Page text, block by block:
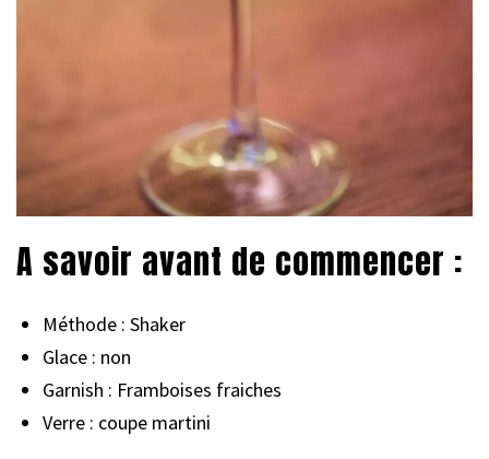
A savoir avant de commencer :
Méthode : Shaker
Glace : non
Garnish : Framboises fraiches
Verre : coupe martini